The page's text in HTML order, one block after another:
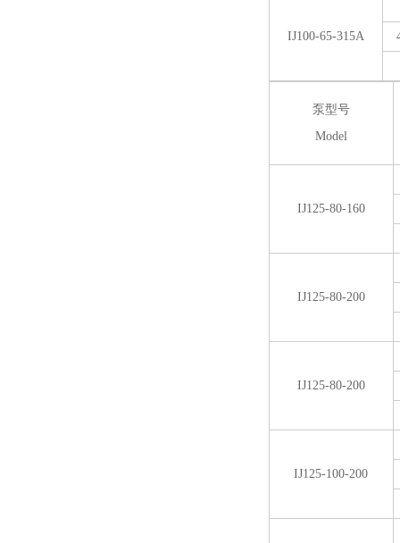
IJ100-65-315A
泵型号
Model
IJ125-80-160
IJ125-80-200
IJ125-80-200
IJ125-100-200